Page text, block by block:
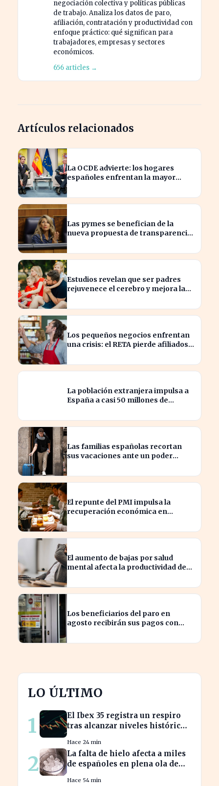
negociación colectiva y políticas públicas
de trabajo. Analiza los datos de paro,
afiliación, contratación y productividad con
enfoque práctico: qué significan para
trabajadores, empresas y sectores
económicos.
656 articles →
Artículos relacionados
La OCDE advierte: los hogares
españoles enfrentan la mayor
Las pymes se benefician de la
nueva propuesta de transparencia
Estudios revelan que ser padres
rejuvenece el cerebro y mejora la
Los pequeños negocios enfrentan
una crisis: el RETA pierde afiliados
La población extranjera impulsa a
España a casi 50 millones de
Las familias españolas recortan
sus vacaciones ante un poder
El repunte del PMI impulsa la
recuperación económica en
crecimiento
El aumento de bajas por salud
mental afecta la productividad de
Los beneficiarios del paro en
agosto recibirán sus pagos con
LO ÚLTIMO
1
El Ibex 35 registra un respiro
tras alcanzar niveles históricos
Hace 24 min
2
La falta de hielo afecta a miles
de españoles en plena ola de
Hace 54 min